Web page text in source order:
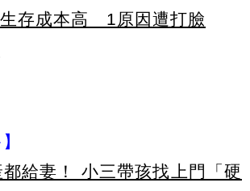
存成本高 1原因遭打臉
給妻！ 小三帶孩找上門「硬